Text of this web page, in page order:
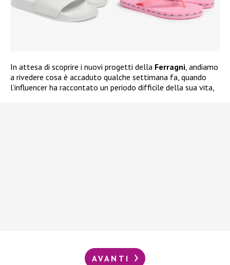
In attesa di scoprire i nuovi progetti della Ferragni, andiamo
a rivedere cosa è accaduto qualche settimana fa, quando
l’influencer ha raccontato un periodo difficile della sua vita,
AVANTI